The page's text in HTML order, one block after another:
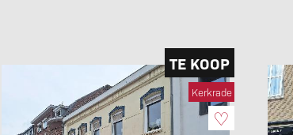
TE KOOP
Kerkrade
♡